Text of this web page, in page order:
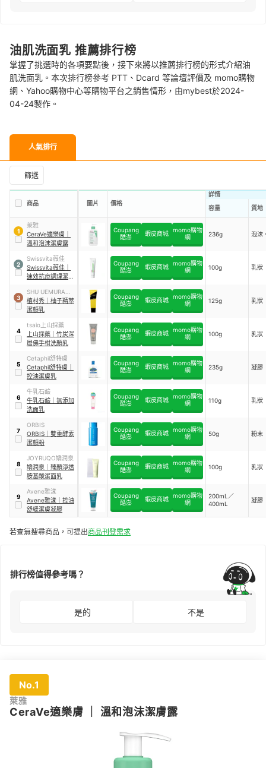
油肌洗面乳 推薦排行榜
掌握了挑選時的各項要點後，接下來將以推薦排行榜的形式介紹油
肌洗面乳。本次排行榜參考 PTT、Dcard 等論壇評價及 momo購物
網、Yahoo購物中心等購物平台之銷售情形，由mybest於2024-
04-24製作。
人氣排行
篩選
商品 圖片 價格
詳情
容量
質地
1
萊雅
CeraVe適樂膚
溫和泡沫潔膚露
Coupang
酷澎
蝦皮商城 momo購物
網
236g 泡沫
2
Swissvita薇佳
Swissvita薇佳
速效抗痘調理潔面
Coupang
酷澎
蝦皮商城 momo購物
網
100g 乳狀
3
SHU UEMURA植
村秀
植村秀
柚子精萃
潔顏乳
Coupang
酷澎
蝦皮商城 momo購物
網
125g 乳狀
4
tsaio上山採藥
上山採藥
竹炭深
層佛手柑洗顏乳
Coupang
酷澎
蝦皮商城 momo購物
網
100g 乳狀
5
Cetaphil舒特膚
Cetaphil舒特膚
控油潔膚乳
Coupang
酷澎
蝦皮商城 momo購物
網
235g 凝膠
6
牛乳石鹼
牛乳石鹼
無添加
洗面乳
Coupang
酷澎
蝦皮商城 momo購物
網
110g 乳狀
7
ORBIS
ORBIS
雙重酵素
潔顏粉
Coupang
酷澎
蝦皮商城 momo購物
網
50g 粉末
8
JOYRUQO嬌潤泉
嬌潤泉
臻顏淨透
胺基酸潔面乳
Coupang
酷澎
蝦皮商城 momo購物
網
100g 乳狀
9
Avene雅漾
Avene雅漾
控油
舒緩潔膚凝膠
Coupang
酷澎
蝦皮商城 momo購物
網
200mL／
400mL
凝膠
若查無搜尋商品，可提出商品刊登需求
排行榜值得參考嗎？
是的 不是
No.1
萊雅
CeraVe適樂膚 溫和泡沫潔膚露